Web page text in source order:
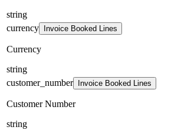
string
currency
Invoice Booked Lines
Currency
string
customer_number
Invoice Booked Lines
Customer Number
string